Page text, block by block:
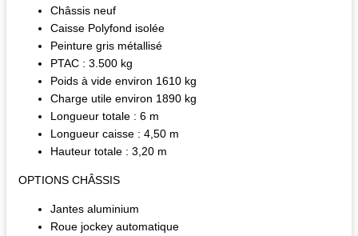
Châssis neuf
Caisse Polyfond isolée
Peinture gris métallisé
PTAC : 3.500 kg
Poids à vide environ 1610 kg
Charge utile environ 1890 kg
Longueur totale : 6 m
Longueur caisse : 4,50 m
Hauteur totale : 3,20 m
OPTIONS CHÂSSIS
Jantes aluminium
Roue jockey automatique